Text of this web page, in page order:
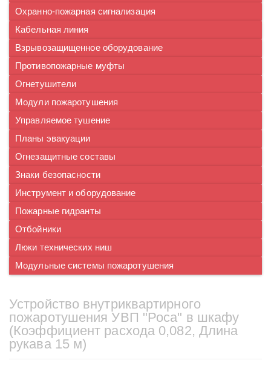
Охранно-пожарная сигнализация
Кабельная линия
Взрывозащищенное оборудование
Противопожарные муфты
Огнетушители
Модули пожаротушения
Управляемое тушение
Планы эвакуации
Огнезащитные составы
Знаки безопасности
Инструмент и оборудование
Пожарные гидранты
Отбойники
Люки технических ниш
Модульные системы пожаротушения
Устройство внутриквартирного
пожаротушения УВП "Роса" в шкафу
(Коэффициент расхода 0,082, Длина
рукава 15 м)